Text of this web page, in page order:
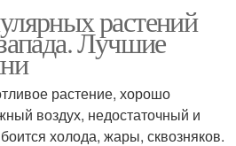
растений
Лучшие
растение, хорошо
воздух, недостаточный и
холода, жары, сквозняков.